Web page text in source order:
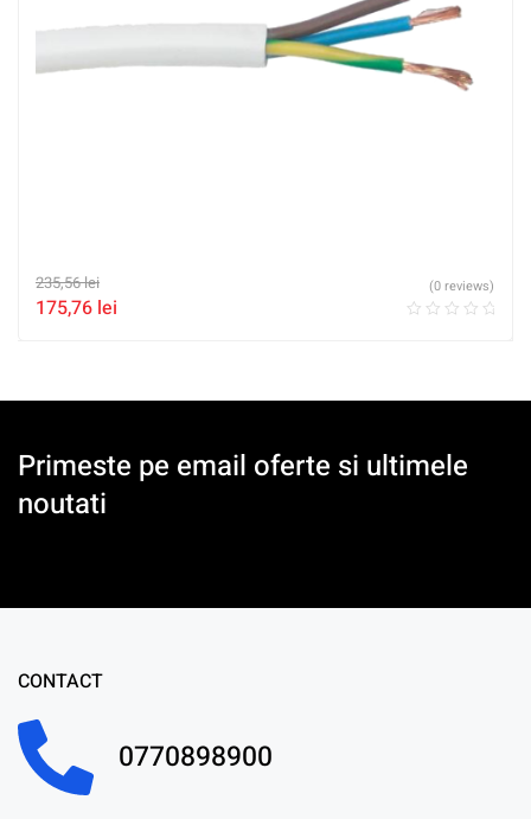
235,56lei
175,76 lei
(0 reviews)
Primeste pe email oferte si ultimele
noutati
CONTACT
0770898900